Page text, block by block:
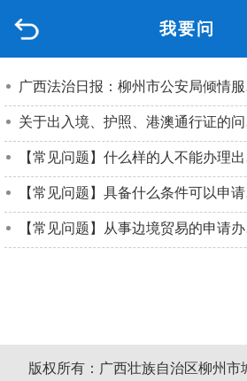
我要问
品质城中
新闻中心
政府信息公开
网上办事
广
关
【
【
【常
版权所有：广西壮族自治区柳州市